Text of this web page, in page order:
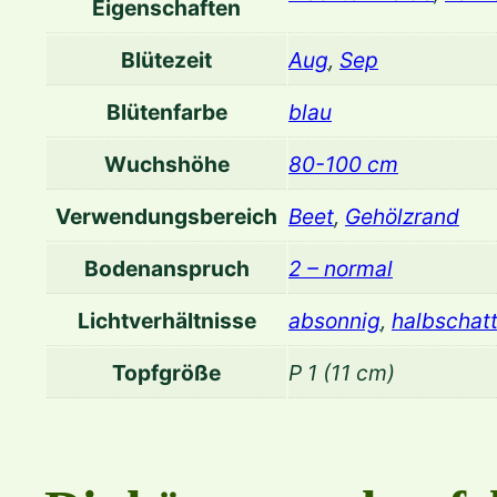
Eigenschaften
Blütezeit Aug, Sep
Blütenfarbe
blau
Wuchshöhe
80-100 cm
Verwendungsbereich Beet, Gehölzrand
Bodenanspruch
2 – normal
Lichtverhältnisse
absonnig,
Topfgröße
P 1 (11 cm)